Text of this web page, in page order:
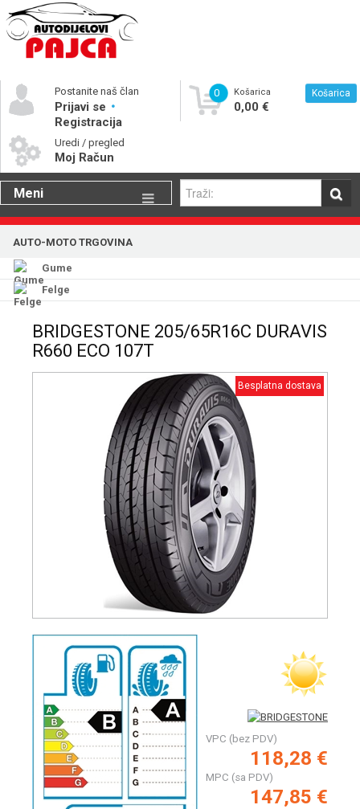
Postanite naš član
Prijavi se
Registracija
Uredi / pregled
Moj Račun
0 Košarica
0,00 €
Košarica
Meni
Gume
Katalog rezervnih dijelova
AUTO-MOTO TRGOVINA
Gume
Felge
BRIDGESTONE 205/65R16C DURAVIS
R660 ECO 107T
Besplatna dostava
VPC (bez PDV)
118,28 €
MPC (sa PDV)
147,85 €